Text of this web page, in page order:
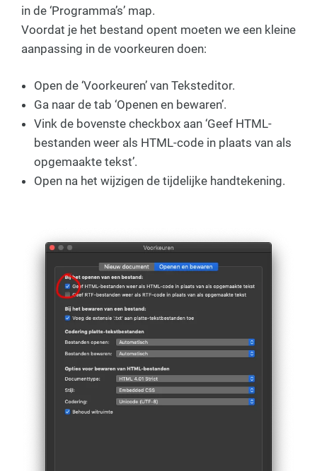
in de ‘Programma’s’ map.
Voordat je het bestand opent moeten we een kleine
aanpassing in de voorkeuren doen:
Open de ‘Voorkeuren’ van Teksteditor.
Ga naar de tab ‘Openen en bewaren’.
Vink de bovenste checkbox aan ‘Geef HTML-
bestanden weer als HTML-code in plaats van als
opgemaakte tekst’.
Open na het wijzigen de tijdelijke handtekening.